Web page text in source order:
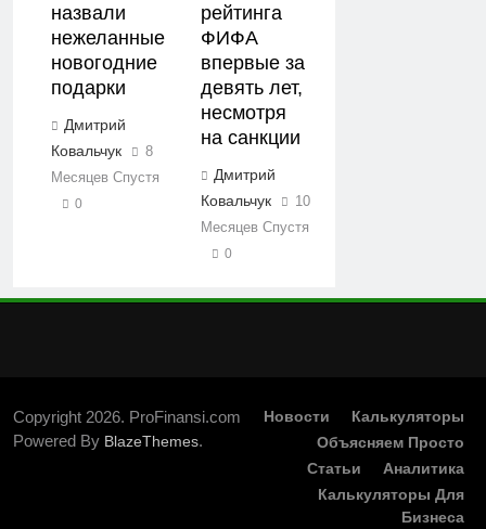
назвали
нежеланные
новогодние
подарки
Дмитрий
Ковальчук
8
Месяцев Спустя
0
рейтинга
ФИФА
впервые за
девять лет,
несмотря
на санкции
Дмитрий
Ковальчук
10
Месяцев Спустя
0
Copyright 2026. ProFinansi.com
Powered By BlazeThemes.
Новости
Калькуляторы
Объясняем Просто
Статьи
Аналитика
Калькуляторы Для
Бизнеса